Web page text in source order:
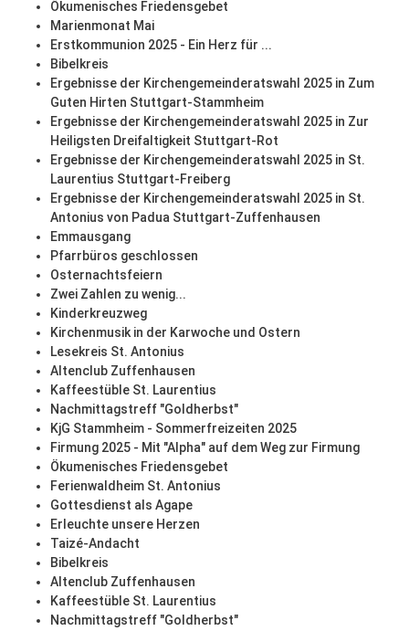
Ökumenisches Friedensgebet
Marienmonat Mai
Erstkommunion 2025 - Ein Herz für ...
Bibelkreis
Ergebnisse der Kirchengemeinderatswahl 2025 in Zum
Guten Hirten Stuttgart-Stammheim
Ergebnisse der Kirchengemeinderatswahl 2025 in Zur
Heiligsten Dreifaltigkeit Stuttgart-Rot
Ergebnisse der Kirchengemeinderatswahl 2025 in St.
Laurentius Stuttgart-Freiberg
Ergebnisse der Kirchengemeinderatswahl 2025 in St.
Antonius von Padua Stuttgart-Zuffenhausen
Emmausgang
Pfarrbüros geschlossen
Osternachtsfeiern
Zwei Zahlen zu wenig...
Kinderkreuzweg
Kirchenmusik in der Karwoche und Ostern
Lesekreis St. Antonius
Altenclub Zuffenhausen
Kaffeestüble St. Laurentius
Nachmittagstreff "Goldherbst"
KjG Stammheim - Sommerfreizeiten 2025
Firmung 2025 - Mit "Alpha" auf dem Weg zur Firmung
Ökumenisches Friedensgebet
Ferienwaldheim St. Antonius
Gottesdienst als Agape
Erleuchte unsere Herzen
Taizé-Andacht
Bibelkreis
Altenclub Zuffenhausen
Kaffeestüble St. Laurentius
Nachmittagstreff "Goldherbst"